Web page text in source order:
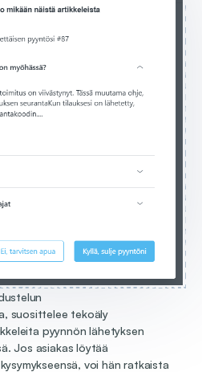
suosittelee tekoäly
pyynnön lähetyksen
Jos asiakas löytää
voi hän ratkaista